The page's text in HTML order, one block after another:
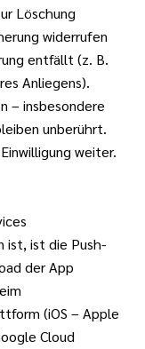
Löschung
widerrufen
entfällt (z. B.
Anliegens).
– insbesondere
unberührt.
weiter.
ist, ist die Push-
der App
(iOS – Apple
Cloud